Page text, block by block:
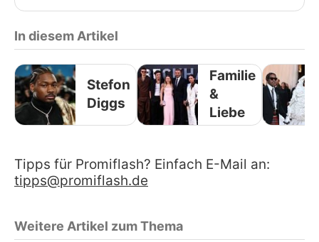
In diesem Artikel
Stefon
Diggs
Familie
&
Liebe
Tipps für Promiflash? Einfach E-Mail an:
tipps@promiflash.de
Weitere Artikel zum Thema